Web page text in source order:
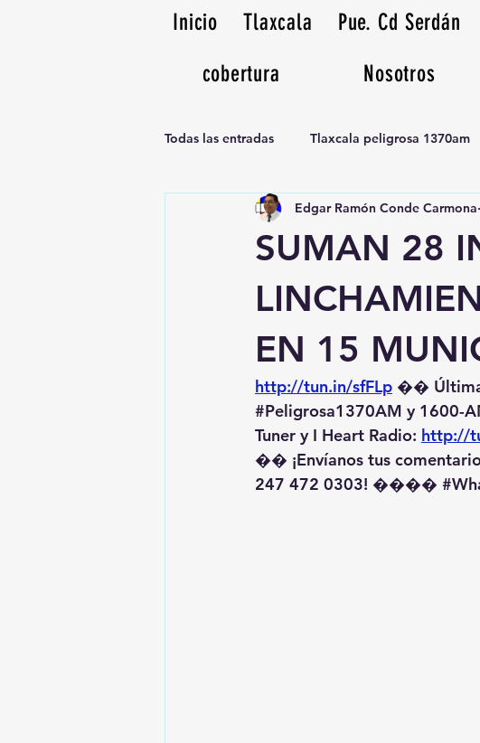
Inicio Tlaxcala Pue. Cd Serdán
cobertura
Nosotros
Todas las entradas Tlaxcala peligrosa 1370am
Noticias Musicales radio 1370am
SUMAN 28
EN 15
Edgar Ramón Conde Carmona
http://tun.in/sfFLp ��
#Peligrosa1370AM y 1600-
Tuner y I Heart Radio: http://
�� ¡Envíanos tus
247 472 0303! ��️��